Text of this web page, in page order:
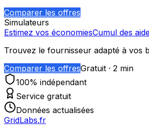
Comparer les offres
Simulateurs
Estimez vos économiesCumul des
Trouvez le fournisseur adapté à vos
Comparer les offresGratuit · 2 min
100% indépendant
Service gratuit
Données actualisées
GridLabs.fr